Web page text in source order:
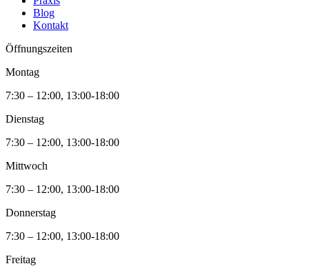
Blog
Kontakt
Öffnungszeiten
Montag
7:30 – 12:00, 13:00-18:00
Dienstag
7:30 – 12:00, 13:00-18:00
Mittwoch
7:30 – 12:00, 13:00-18:00
Donnerstag
7:30 – 12:00, 13:00-18:00
Freitag